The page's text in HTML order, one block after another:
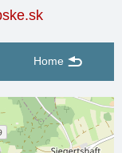
Home